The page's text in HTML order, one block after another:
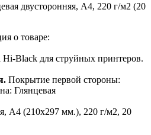
двусторонняя, A4, 220 г/м2 (20
о товаре:
Hi-Black для струйныx принтеров.
Покрытие первой стороны:
Глянцевая
A4 (210x297 мм.), 220 г/м2, 20